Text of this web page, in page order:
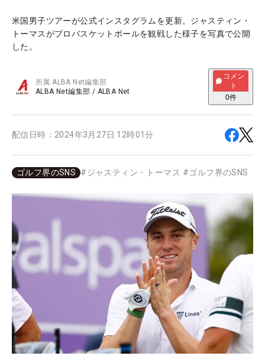
米国男子ツアーが公式インスタグラムを更新。ジャスティン・
トーマスがプロバスケットボールを観戦した様子を写真で公開
した。
所属ALBA Net編集部
ALBA Net編集部 / ALBA Net
コメン
ト
0件
配信日時： 2024年3月27日 12時01分
ゴルフ界のSNS # ジャスティン・トーマス #ゴルフ界のSNS